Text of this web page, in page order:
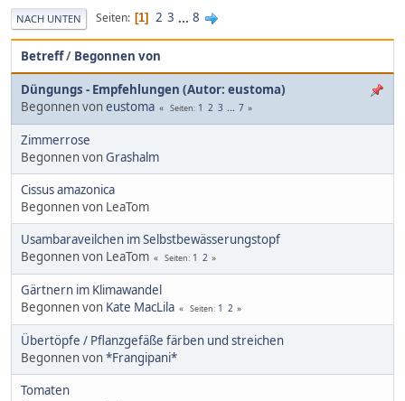
NACH UNTEN Seiten 1 2 3 ... 8
Betreff/ Begonnen von
Düngungs - Empfehlungen (Autor: eustoma)
Begonnen voneustoma Seiten 1 2 3 ... 7
Zimmerrose
Begonnen vonGrashalm
Cissus amazonica
Begonnen von LeaTom
Usambaraveilchen im Selbstbewässerungstopf
Begonnen von LeaTom
Seiten 1 2
Gärtnern im Klimawandel
Begonnen von Kate MacLila Seiten 1 2
Übertöpfe / Pflanzgefäße färben und streichen
Begonnen von*Frangipani*
Tomaten